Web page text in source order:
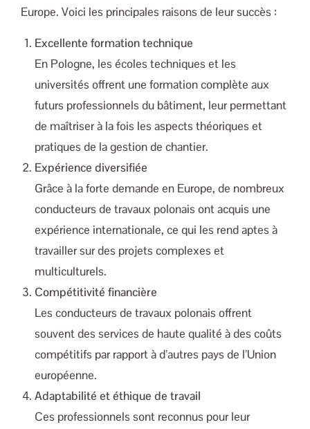
Europe. Voici les principales raisons de leur succès :
Excellente formation technique
En Pologne, les écoles techniques et les
universités offrent une formation complète aux
futurs professionnels du bâtiment, leur permettant
de maîtriser à la fois les aspects théoriques et
pratiques de la gestion de chantier.
Expérience diversifiée
Grâce à la forte demande en Europe, de nombreux
conducteurs de travaux polonais ont acquis une
expérience internationale, ce qui les rend aptes à
travailler sur des projets complexes et
multiculturels.
Compétitivité financière
Les conducteurs de travaux polonais offrent
souvent des services de haute qualité à des coûts
compétitifs par rapport à d’autres pays de l’Union
européenne.
Adaptabilité et éthique de travail
Ces professionnels sont reconnus pour leur